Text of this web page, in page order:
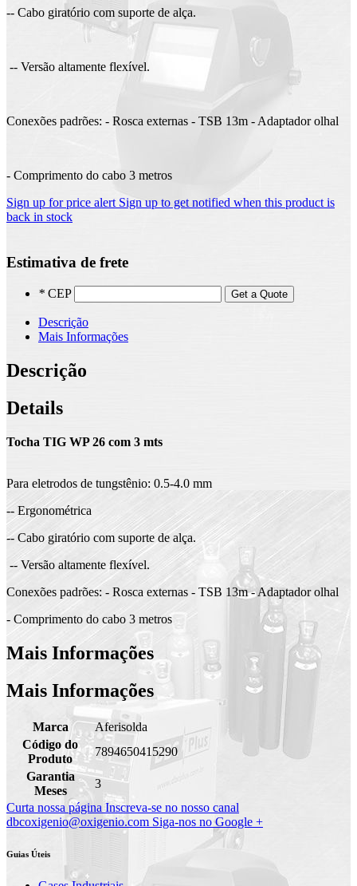
-- Cabo giratório com suporte de alça.
-- Versão altamente flexível.
Conexões padrões: - Rosca externas - TSB 13m - Adaptador olhal
- Comprimento do cabo 3 metros
Sign up for price alert Sign up to get notified when this product is
back in stock
Estimativa de frete
* CEP Get a Quote
Descrição
Mais Informações
Descrição
Details
Tocha TIG WP 26 com 3 mts
Para eletrodos de tungstênio: 0.5-4.0 mm
-- Ergonométrica
-- Cabo giratório com suporte de alça.
-- Versão altamente flexível.
Conexões padrões: - Rosca externas - TSB 13m - Adaptador olhal
- Comprimento do cabo 3 metros
Mais Informações
Mais Informações
Marca
Aferisolda
Código do
Produto
7894650415290
Garantia
Meses
3
Curta nossa página Inscreva-se no nosso canal
dbcoxigenio@oxigenio.com Siga-nos no Google +
Guias Úteis